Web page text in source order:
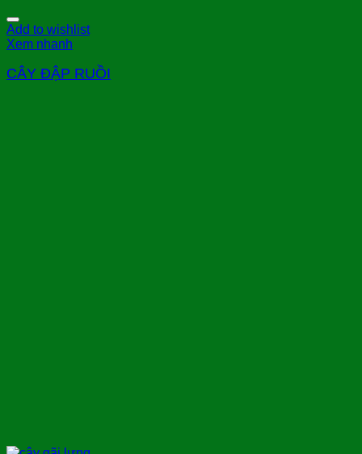
Add to wishlist
Xem nhanh
CÂY ĐẬP RUỒI